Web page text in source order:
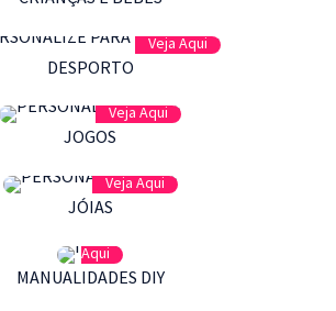
Veja Aqui
DESPORTO
Veja Aqui
JOGOS
Veja Aqui
JÓIAS
Aqui
MANUALIDADES DIY